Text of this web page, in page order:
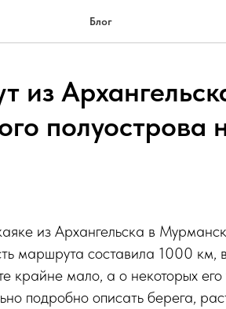
Блог
из
полуострова
из Архангельска в
маршрута составила 1000 км,
мало, а о некоторых его
подробно описать берега,